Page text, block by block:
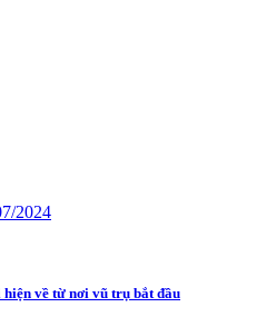
2024
về từ nơi vũ trụ bắt đầu